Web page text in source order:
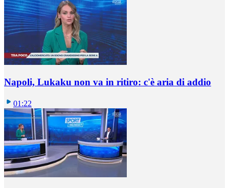
Napoli, Lukaku non va in ritiro: c'è aria di addio
01:22